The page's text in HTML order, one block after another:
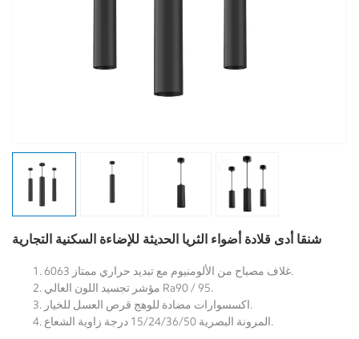
شنقا أدى قلادة أضواء الثريا الحديثة للإضاءة السكنية التجارية
6063 غلاف مصباح من الألومنيوم مع تبديد حراري ممتاز.
مؤشر تجسيد اللون العالي Ra90 / 95.
اكسسوارات مضادة للوهج قرص العسل للخيار.
المرونة البصرية 15/24/36/50 درجة زاوية الشعاع.